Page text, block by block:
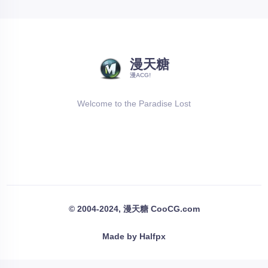
漫天糖
漫ACG!
Welcome to the Paradise Lost
© 2004-2024, 漫天糖 CooCG.com
Made by Halfpx